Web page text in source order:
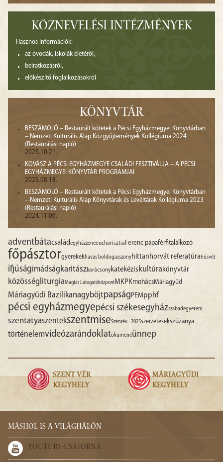
KÖZNEVELÉSI INTÉZMÉNYEK
Hasznos információk:
az óvodák, iskolák életéről,
beiratkozásról,
előkészítő foglalkozásokról
KÖNYVTÁR
BESZÁMOLÓ – Restaurált kötetek a Pécsi Egyházmegyei Könyvtárban
– Nemzeti Kulturális Alap Közgyűjtemények Kollégiuma 2024
(Restaurálási napló)
2025.10.21.
KOVÁSZ A PÉCSI EGYHÁZMEGYE CSALÁDI FESZTIVÁLJA – A PÉCSI
EGYHÁZMEGYEI KÖNYVTÁR PROGRAMJAI
2025.08.18.
BESZÁMOLÓ – Restaurált kötetek a Pécsi Egyházmegyei Könyvtárban
– Nemzeti Kulturális Alap Könyvtárak és Levéltárak Kollégiuma 2023
(Restaurálási napló)
2024.11.06.
adventbátacsaládegyházzeneeucharisztia Ferenc pápaférfitalálkozó
főpásztorgyerekekhavas boldogasszonyhittanhorvát referatúrahúsvét
ifjúságimádságkaritászkarácsonykatekéziskultúra könyvtár
közösség liturgiaMagtár LátogatóközpontMKPKmohácsMáriagyűd
Máriagyűdi BazilikanagyböjtpapságPEMpphf
pécsi egyházmegyepécsi székesegyházszabadegyetem
szentatyaszentekszentmiseSzentév - 2025szerzetesekszűzanya
történelemvideózarándoklatökumenéünnep
MÁSHOL IS A VILÁGHÁLÓN
YOUTUBE-CSATORNA